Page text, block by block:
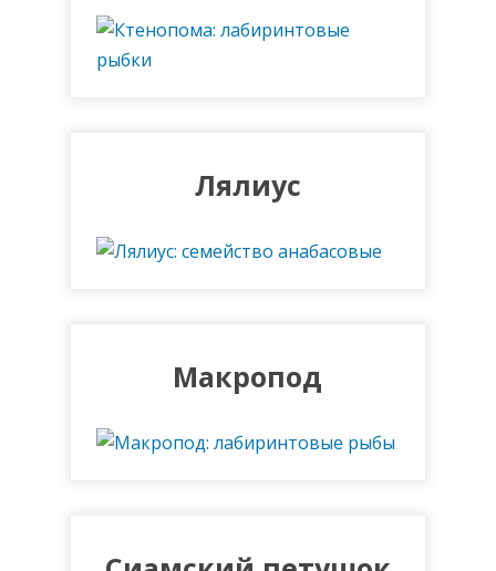
Лялиус
Макропод